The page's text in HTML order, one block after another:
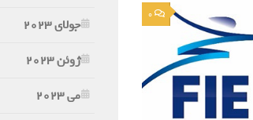
0
جولای 2023
ژوئن 2023
می 2023